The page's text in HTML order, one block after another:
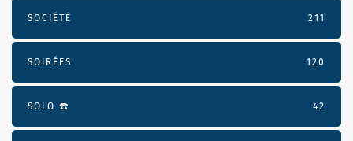
SOCIÉTÉ 211
SOIRÉES 120
SOLO ☎️ 42